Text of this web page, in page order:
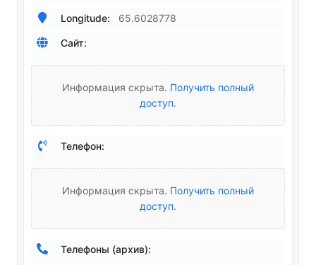
Longitude: 65.6028778
Сайт:
Информация скрыта. Получить полный
доступ.
Телефон:
Информация скрыта. Получить полный
доступ.
Телефоны (архив):